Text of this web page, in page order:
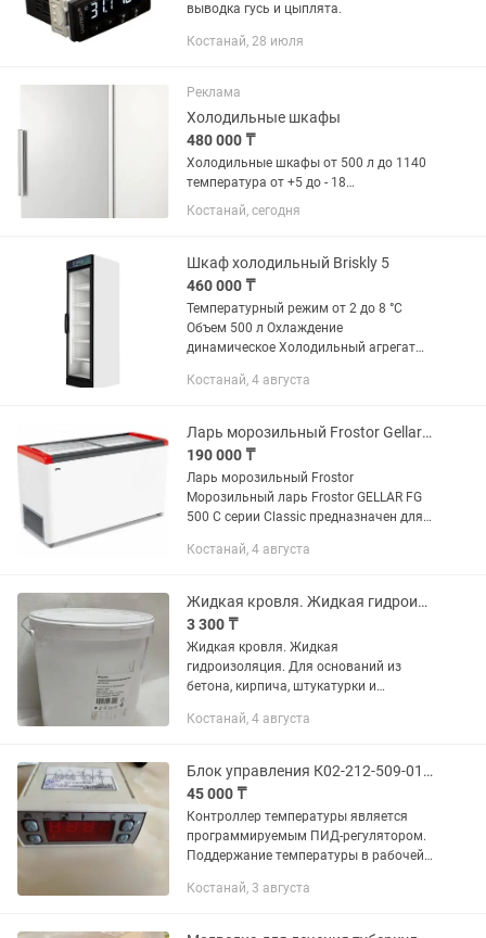
выводка гусь и цыплята.
Костанай, 28 июля
Реклама
Холодильные шкафы
480 000 ₸
Холодильные шкафы от 500 л до 1140
температура от +5 до - 18
.Подключение 220в фирма Полаир.
Автоматическая система оттайки ,
настройки режимов.
Костанай, сегодня
Шкаф холодильный Briskly 5
460 000 ₸
Температурный режим от 2 до 8 °C
Объем 500 л Охлаждение
динамическое Холодильный агрегат
прозрачная Напряжение 220 В Ширина
мм Вес (без...
Костанай, 4 августа
Ларь морозильный Frostor Gellar FG 500 C красный
190 000 ₸
Ларь морозильный Frostor
Морозильный ларь Frostor GELLAR FG
500 C серии Classic предназначен для
длительного хранения продуктов и
Костанай, 4 августа
Жидкая кровля. Жидкая гидроизоляция. Уф -стойкая
3 300 ₸
Жидкая кровля. Жидкая
гидроизоляция. Для оснований из
бетона, кирпича, штукатурки и
специальными составами! Техническая
мастика на...
Костанай, 4 августа
Блок управления К02-212-509-01 для сушильного шкафа ШС-80, Гродторгмаш
45 000 ₸
Контроллер температуры является
программируемым ПИД-регулятором.
Поддержание температуры в рабочей
автоматически, исходя из среднего
температуры...
Костанай, 3 августа